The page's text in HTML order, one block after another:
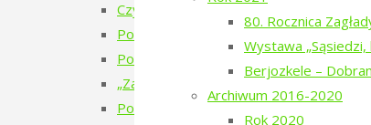
80. Rocznica
Wystawa
Berjozkele –
Archiwum 2016-2020
Rok 2020
Czytanie Puszczy – cykl filmów
Pokaz filmu „Bieżeńcy 1915-1922” i
Poezja w Puszczy – 6. edycja – 2025
„Zatrzymać ulotne” – warsztaty pracy
Pokaz filmu „Doktor” Beaty Hyży-